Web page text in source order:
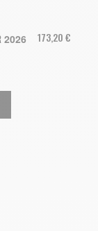
2026 173,20 €